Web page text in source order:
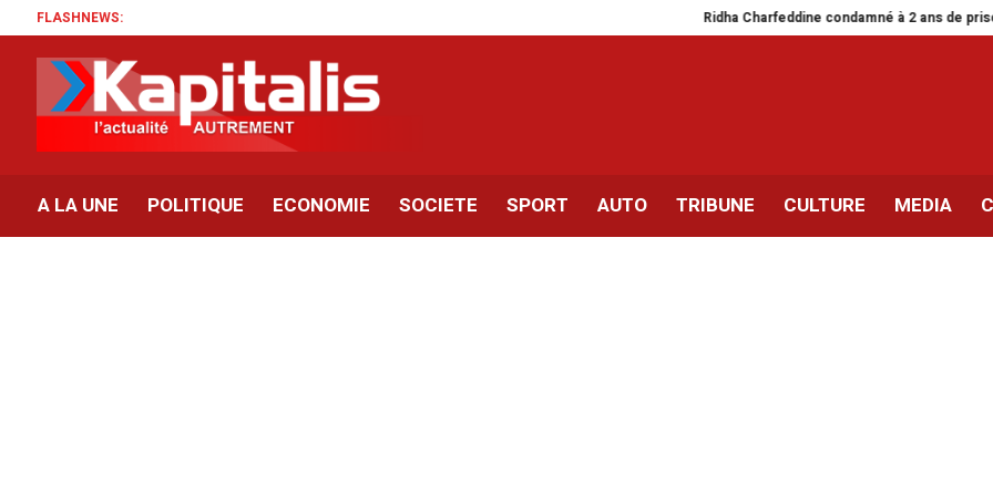
FLASHNEWS: Ridha Charfeddine condamné à 2 ans de prison Les
A LA UNE POLITIQUE ECONOMIE SOCIETE SPORT AUTO TRIBUNE CULTURE MEDIA